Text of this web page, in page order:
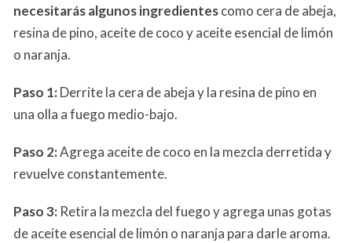
necesitarás algunos ingredientescomo cera de abeja,
resina de pino, aceite de coco y aceite esencial de limón
o naranja.
Paso 1:Derrite la cera de abeja y la resina de pino en
una olla a fuego medio-bajo.
Paso 2:Agrega aceite de coco en la mezcla derretida y
revuelve constantemente.
Paso 3: Retira la mezcla del fuego y agrega unas gotas
de aceite esencial de limón o naranja para darle aroma.